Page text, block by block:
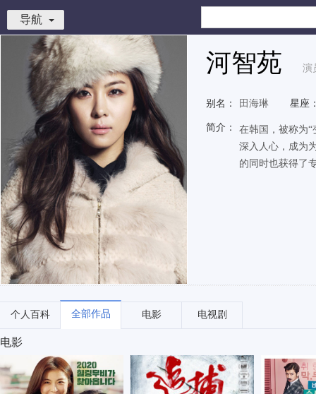
导航
河智苑 演
别名： 田海琳 星座
简介：
在韩国，被称为
深入人心，成为
的同时也获得了
个人百科 全部作品 电影 电视剧
电影